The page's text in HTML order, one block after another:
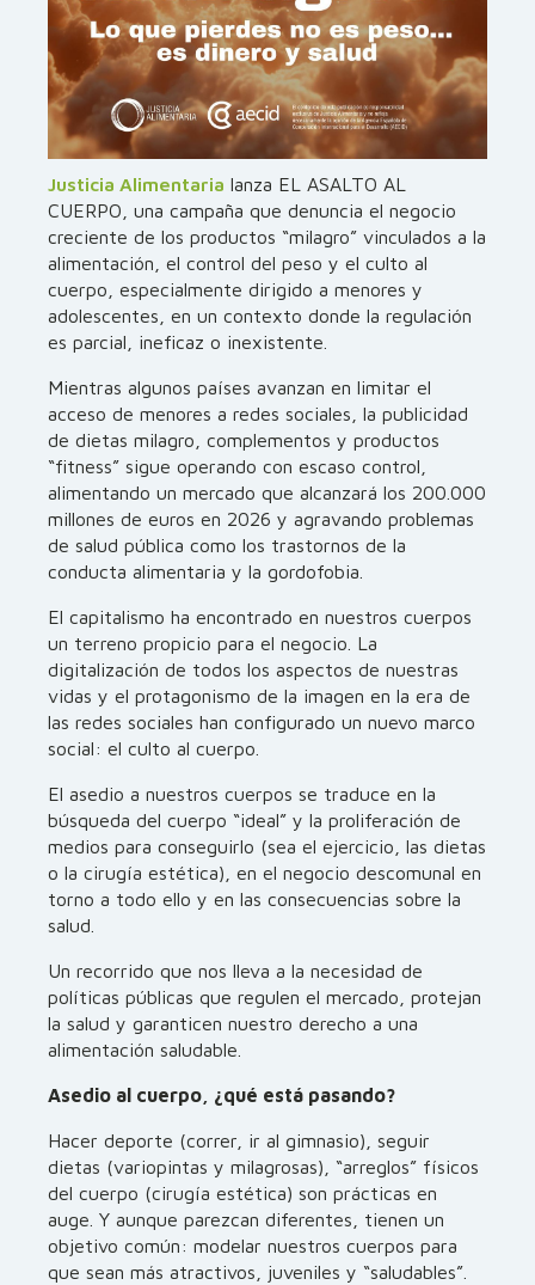
Justicia Alimentaria lanza EL ASALTO AL
CUERPO, una campaña que denuncia el negocio
creciente de los productos “milagro” vinculados a la
alimentación, el control del peso y el culto al
cuerpo, especialmente dirigido a menores y
adolescentes, en un contexto donde la regulación
es parcial, ineficaz o inexistente.
Mientras algunos países avanzan en limitar el
acceso de menores a redes sociales, la publicidad
de dietas milagro, complementos y productos
“fitness” sigue operando con escaso control,
alimentando un mercado que alcanzará los 200.000
millones de euros en 2026 y agravando problemas
de salud pública como los trastornos de la
conducta alimentaria y la gordofobia.
El capitalismo ha encontrado en nuestros cuerpos
un terreno propicio para el negocio. La
digitalización de todos los aspectos de nuestras
vidas y el protagonismo de la imagen en la era de
las redes sociales han configurado un nuevo marco
social: el culto al cuerpo.
El asedio a nuestros cuerpos se traduce en la
búsqueda del cuerpo “ideal” y la proliferación de
medios para conseguirlo (sea el ejercicio, las dietas
o la cirugía estética), en el negocio descomunal en
torno a todo ello y en las consecuencias sobre la
salud.
Un recorrido que nos lleva a la necesidad de
políticas públicas que regulen el mercado, protejan
la salud y garanticen nuestro derecho a una
alimentación saludable.
Asedio al cuerpo, ¿qué está pasando?
Hacer deporte (correr, ir al gimnasio), seguir
dietas (variopintas y milagrosas), “arreglos” físicos
del cuerpo (cirugía estética) son prácticas en
auge. Y aunque parezcan diferentes, tienen un
objetivo común: modelar nuestros cuerpos para
que sean más atractivos, juveniles y “saludables”.